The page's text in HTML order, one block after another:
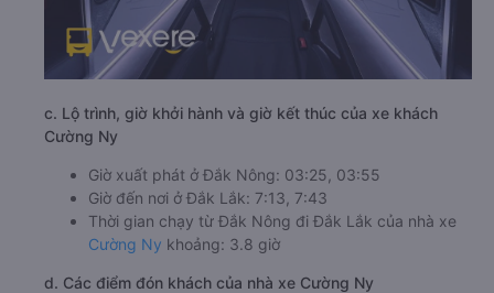
c. Lộ trình, giờ khởi hành và giờ kết thúc của xe khách
Cường Ny
Giờ xuất phát ở Đắk Nông: 03:25, 03:55
Giờ đến nơi ở Đắk Lắk: 7:13, 7:43
Thời gian chạy từ Đắk Nông đi Đắk Lắk của nhà xe
Cường Ny khoảng: 3.8 giờ
d. Các điểm đón khách của nhà xe Cường Ny